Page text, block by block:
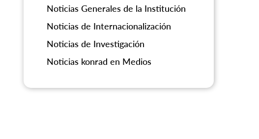
Noticias Generales de la Institución
Noticias de Internacionalización
Noticias de Investigación
Noticias konrad en Medios